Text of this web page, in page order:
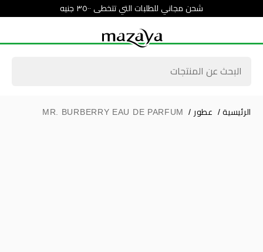
شحن مجاني للطلبات التي تتخطى ٣٥٠٠ جنيه
الرئيسية / عطور /
MR. BURBERRY EAU DE PARFUM